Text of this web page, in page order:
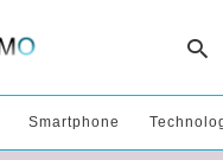
Smartphone